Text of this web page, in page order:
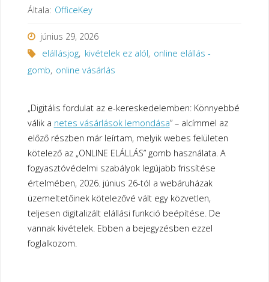
Általa: OfficeKey
június 29, 2026
elállásjog, kivételek ez alól, online elállás -
gomb, online vásárlás
„Digitális fordulat az e-kereskedelemben: Könnyebbé
válik a netes vásárlások lemondása” – alcímmel az
előző részben már leírtam, melyik webes felületen
kötelező az „ONLINE ELÁLLÁS” gomb használata. A
fogyasztóvédelmi szabályok legújabb frissítése
értelmében, 2026. június 26-tól a webáruházak
üzemeltetőinek kötelezővé vált egy közvetlen,
teljesen digitalizált elállási funkció beépítése. De
vannak kivételek. Ebben a bejegyzésben ezzel
foglalkozom.